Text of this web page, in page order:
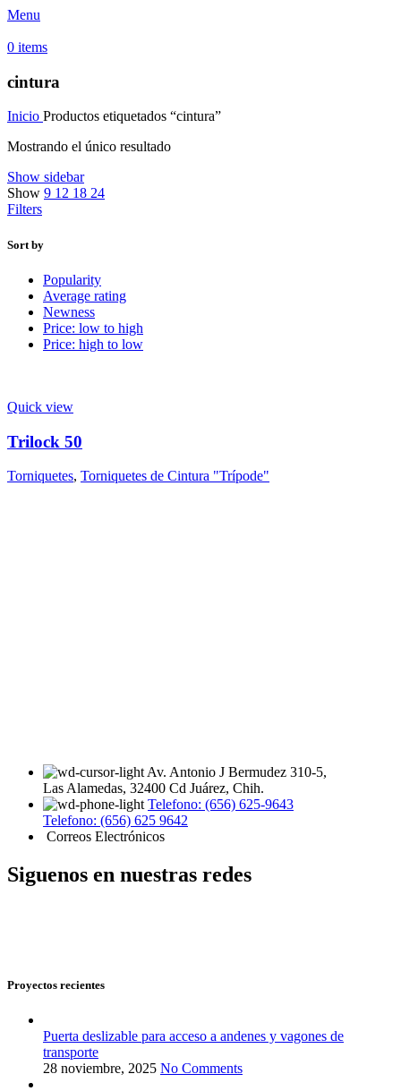
Menu
0 items
cintura
Inicio Productos etiquetados “cintura”
Mostrando el único resultado
Show sidebar
Show 9 12 18 24
Filters
Sort by
Popularity
Average rating
Newness
Price: low to high
Price: high to low
Quick view
Trilock 50
Torniquetes, Torniquetes de Cintura "Trípode"
Av. Antonio J Bermudez 310-5,
Las Alamedas, 32400 Cd Juárez, Chih.
Telefono: (656) 625-9643
Telefono: (656) 625 9642
Correos Electrónicos
Siguenos en nuestras redes
Proyectos recientes
Puerta deslizable para acceso a andenes y vagones de
transporte
28 noviembre, 2025 No Comments